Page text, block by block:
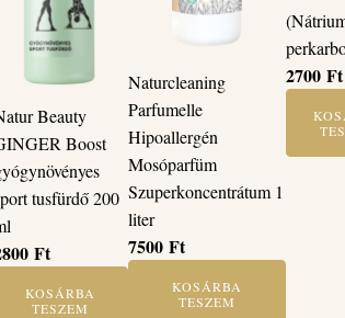
Beauty
Boost
tusfürdő 200
Ft
KOSÁRBA
TESZEM
Naturcleaning
Parfumelle
Hipoallergén
Mosóparfüm
Szuperkoncentrátum 1
liter
7500 Ft
KOSÁRBA
TESZEM
2700 Ft